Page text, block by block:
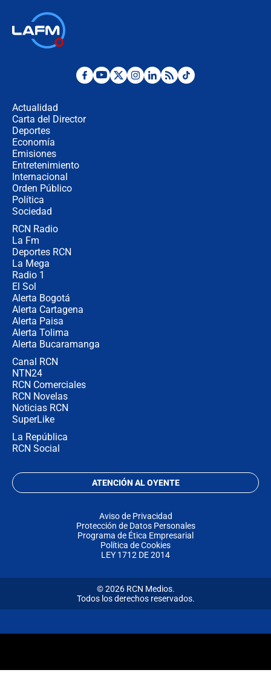
Las seis de las 6 con Juan Lozano |
Actualidad
Carta del Director
Deportes
Economía
Emisiones
Entretenimiento
Internacional
Orden Público
Política
Sociedad
RCN Radio
La Fm
Deportes RCN
La Mega
Radio 1
El Sol
Alerta Bogotá
Alerta Cartagena
Alerta Paisa
Alerta Tolima
Alerta Bucaramanga
Canal RCN
NTN24
RCN Comerciales
RCN Novelas
Noticias RCN
SuperLike
La República
RCN Social
ATENCIÓN AL OYENTE
Aviso de Privacidad
Protección de Datos Personales
Programa de Ética Empresarial
Política de Cookies
LEY 1712 DE 2014
© 2026 RCN Medios.
Todos los derechos reservados.